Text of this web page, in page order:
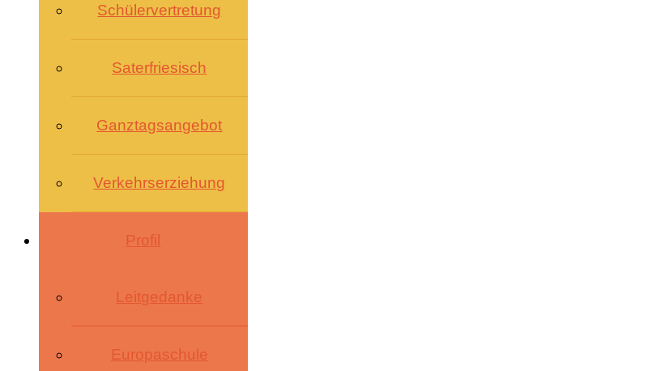
Schülervertretung
Saterfriesisch
Ganztagsangebot
Verkehrserziehung
Profil
Leitgedanke
Europaschule